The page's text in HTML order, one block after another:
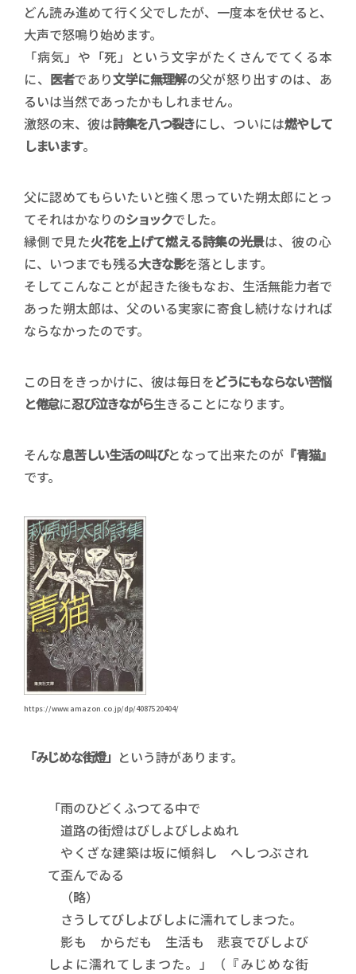
どん読み進めて行く父でしたが、一度本を伏せると、
大声で怒鳴り始めます。
「病気」や「死」という文字がたくさんでてくる本
に、 医者であり文学に無理解の父が怒り出すのは、あ
るいは当然であったかもしれません。
激怒の末、彼は詩集を八つ裂きにし、ついには燃やして
しまいます。
父に認めてもらいたいと強く思っていた朔太郎にとっ
てそれはかなりのショックでした。
縁側で見た火花を上げて燃える詩集の光景は、彼の心
に、いつまでも残る大きな影を落とします。
そしてこんなことが起きた後もなお、生活無能力者で
あった朔太郎は、父のいる実家に寄食し続けなければ
ならなかったのです。
この日をきっかけに、彼は毎日をどうにもならない苦悩
と倦怠に忍び泣きながら生きることになります。
そんな息苦しい生活の叫びとなって出来たのが 『青猫』
です。
https://www.amazon.co.jp/dp/4087520404/
「みじめな街燈」 という詩があります。
「雨のひどくふつてる中で
道路の街燈はびしよびしよぬれ
やくざな建築は坂に傾斜し へしつぶされ
て歪んでゐる
（略）
さうしてびしよびしよに濡れてしまつた。
影も からだも 生活も 悲哀でびしよび
しよに濡れてしまつた。」（『みじめな街